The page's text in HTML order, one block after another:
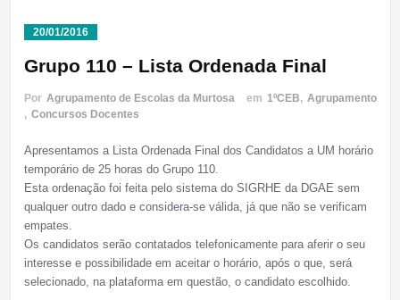
20/01/2016
Grupo 110 – Lista Ordenada Final
Por Agrupamento de Escolas da Murtosa em 1ºCEB, Agrupamento
, Concursos Docentes
Apresentamos a Lista Ordenada Final dos Candidatos a UM horário
temporário de 25 horas do Grupo 110.
Esta ordenação foi feita pelo sistema do SIGRHE da DGAE sem
qualquer outro dado e considera-se válida, já que não se verificam
empates.
Os candidatos serão contatados telefonicamente para aferir o seu
interesse e possibilidade em aceitar o horário, após o que, será
selecionado, na plataforma em questão, o candidato escolhido.